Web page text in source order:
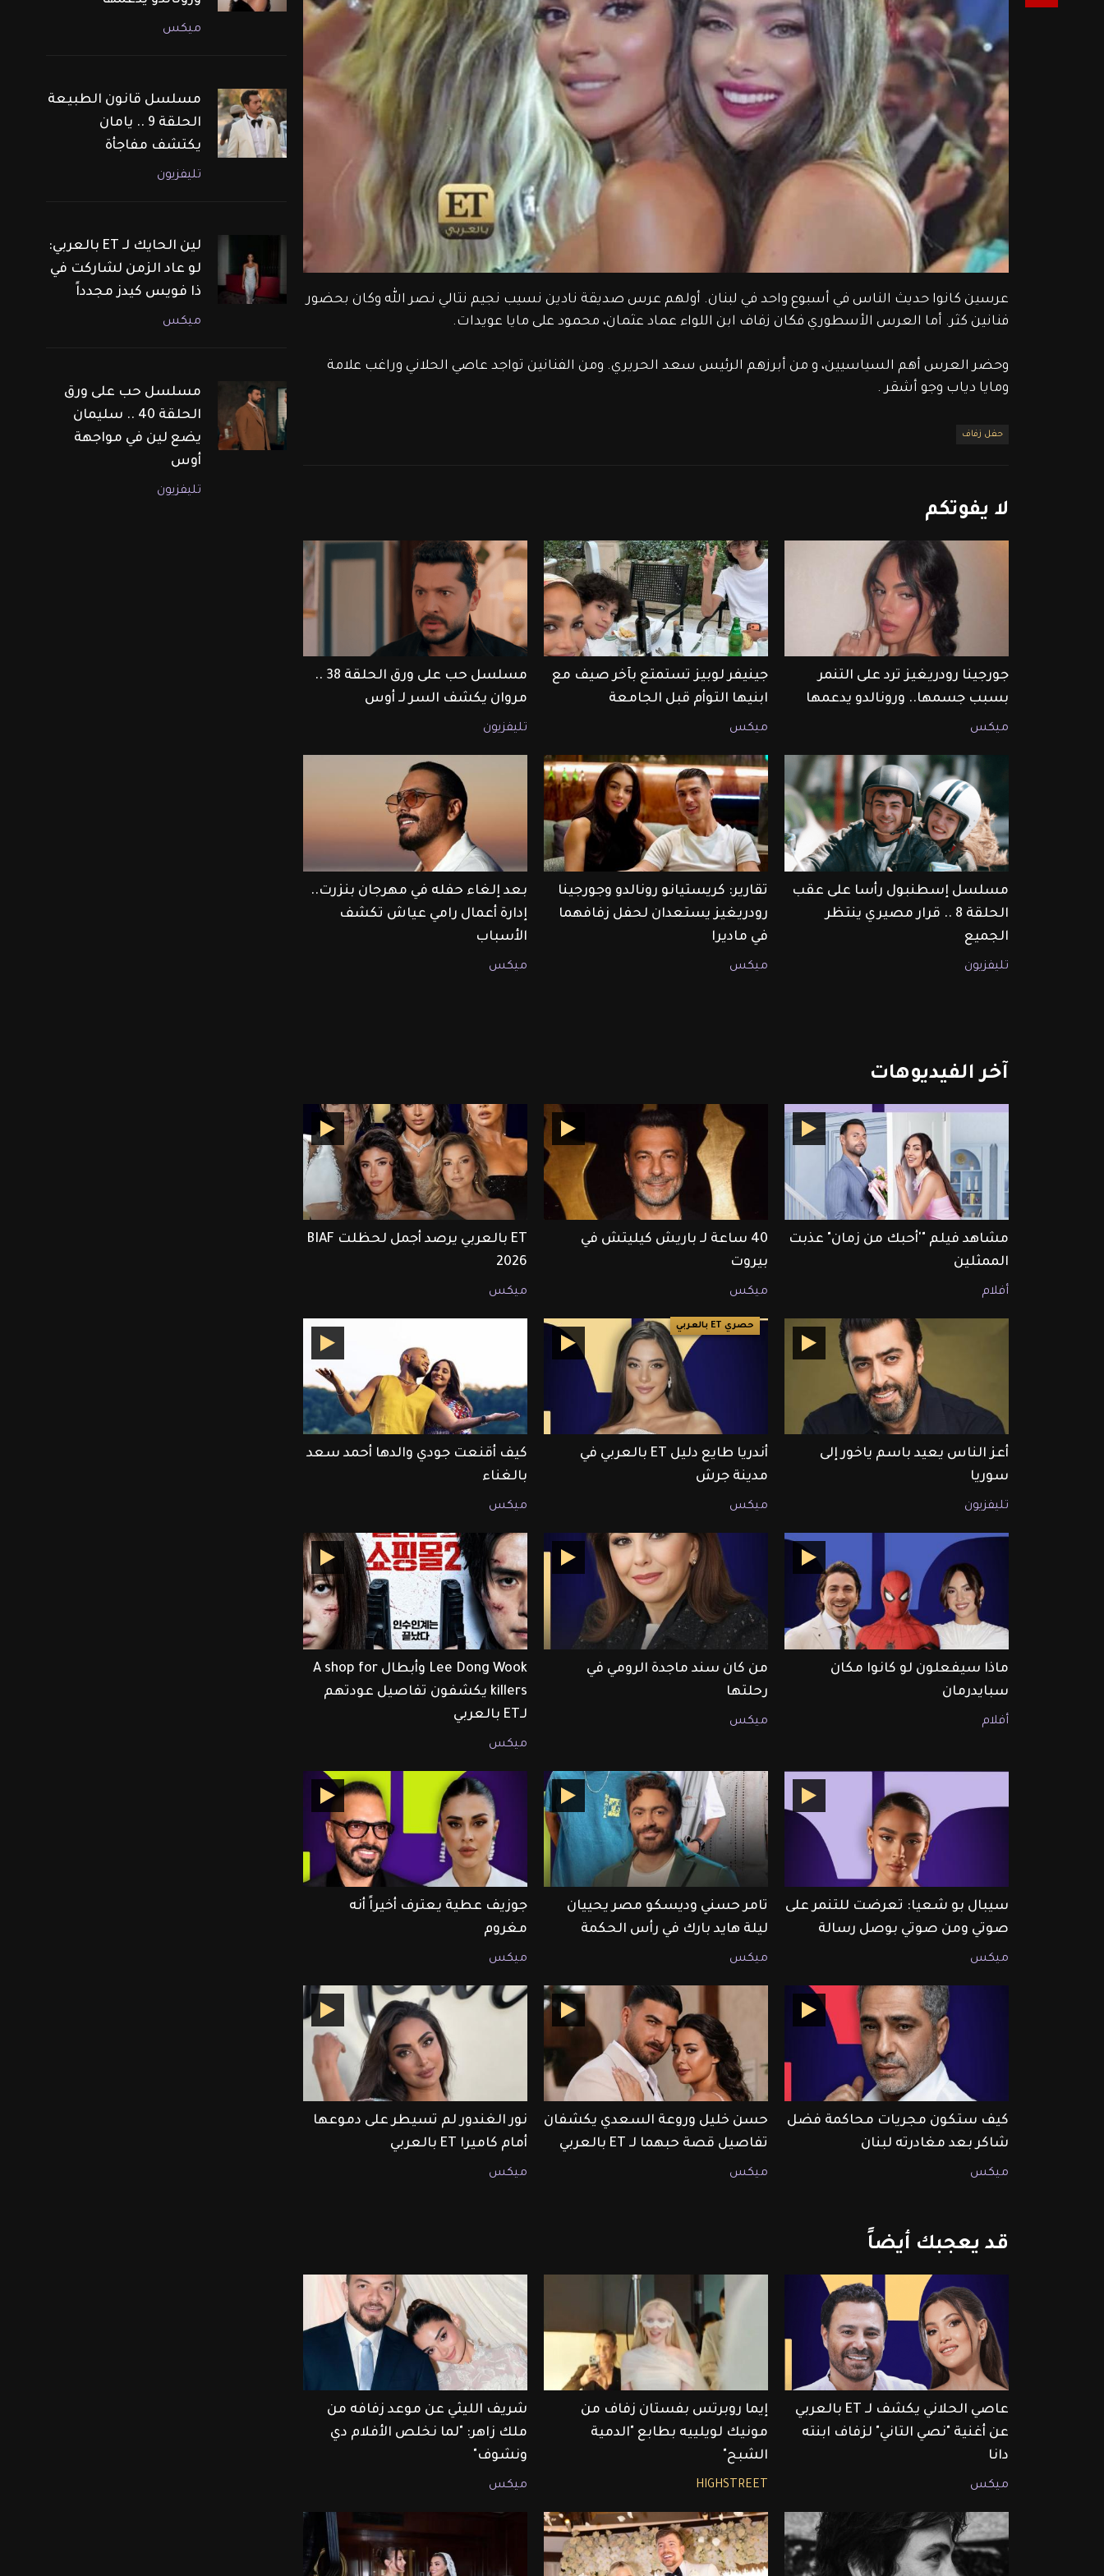
عرسين كانوا حديث الناس في أسبوع واحد في لبنان. أولهم عرس صديقة نادين نسيب نجيم نتالي نصر الله وكان بحضور
فنانين كثر. أما العرس الأسطوري فكان زفاف ابن اللواء عماد عثمان، محمود على مايا عويدات.
وحضر العرس أهم السياسيين، و من أبرزهم الرئيس سعد الحريري. ومن الفنانين تواجد عاصي الحلاني وراغب علامة
ومايا دياب وجو أشقر .
حفل زفاف
لا يفوتكم
جورجينا رودريغيز ترد على التنمر
بسبب جسمها.. ورونالدو يدعمها
ميكس
جينيفر لوبيز تستمتع بآخر صيف مع
ابنيها التوأم قبل الجامعة
ميكس
مسلسل حب على ورق الحلقة 38 ..
مروان يكشف السر لـ أوس
تليفزيون
مسلسل إسطنبول رأسا على عقب
الحلقة 8 .. قرار مصيري ينتظر
الجميع
تليفزيون
تقارير: كريستيانو رونالدو وجورجينا
رودريغيز يستعدان لحفل زفافهما
في ماديرا
ميكس
بعد إلغاء حفله في مهرجان بنزرت..
إدارة أعمال رامي عياش تكشف
الأسباب
ميكس
آخر الفيديوهات
مشاهد فيلم "'أحبك من زمان" عذبت
الممثلين
أفلام
40 ساعة لـ باريش كيليتش في
بيروت
ميكس
ET بالعربي يرصد أجمل لحظلت BIAF
2026
ميكس
أعز الناس يعيد باسم ياخور إلى
سوريا
تليفزيون
حصري ET بالعربي
أندريا طايع دليل ET بالعربي في
مدينة جرش
ميكس
كيف أقنعت جودي والدها أحمد سعد
بالغناء
ميكس
ماذا سيفعلون لو كانوا مكان
سبايدرمان
أفلام
من كان سند ماجدة الرومي في
رحلتها
ميكس
Lee Dong Wook وأبطال A shop for
killers يكشفون تفاصيل عودتهم
لـET بالعربي
ميكس
سيبال بو شعيا: تعرضت للتنمر على
صوتي ومن صوتي بوصل رسالة
ميكس
تامر حسني وديسكو مصر يحييان
ليلة هايد بارك في رأس الحكمة
ميكس
جوزيف عطية يعترف أخيراً أنه
مغروم
ميكس
كيف ستكون مجريات محاكمة فضل
شاكر بعد مغادرته لبنان
ميكس
حسن خليل وروعة السعدي يكشفان
تفاصيل قصة حبهما لـ ET بالعربي
ميكس
نور الغندور لم تسيطر على دموعها
أمام كاميرا ET بالعربي
ميكس
قد يعجبك أيضاً
عاصي الحلاني يكشف لـ ET بالعربي
عن أغنية "نصي التاني" لزفاف ابنته
دانا
ميكس
إيما روبرتس بفستان زفاف من
مونيك لويلييه بطابع "الدمية
الشبح"
HIGHSTREET
شريف الليثي عن موعد زفافه من
ملك زاهر: "لما نخلص الأفلام دي
ونشوف"
ميكس
ميكس
مسلسل قانون الطبيعة
الحلقة 9 .. يامان
يكتشف مفاجأة
تليفزيون
لين الحايك لـ ET بالعربي:
لو عاد الزمن لشاركت في
ذا فويس كيدز مجدداً
ميكس
مسلسل حب على ورق
الحلقة 40 .. سليمان
يضع لين في مواجهة
أوس
تليفزيون